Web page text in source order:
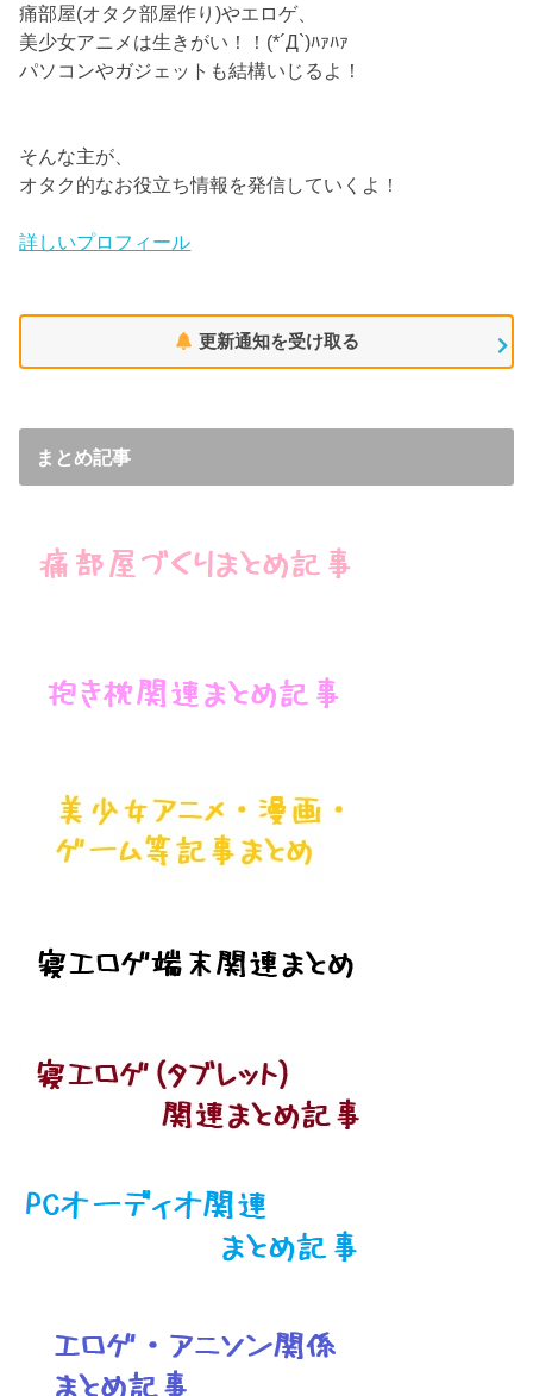
痛部屋(オタク部屋作り)やエロゲ、
美少女アニメは生きがい！！(*´Д`)ﾊｧﾊｧ
パソコンやガジェットも結構いじるよ！
そんな主が、
オタク的なお役立ち情報を発信していくよ！
詳しいプロフィール
更新通知を受け取る
まとめ記事